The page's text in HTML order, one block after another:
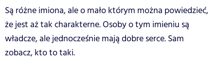
Są różne imiona, ale o mało którym można powiedzieć,
że jest aż tak charakterne. Osoby o tym imieniu są
władcze, ale jednocześnie mają dobre serce. Sam
zobacz, kto to taki.